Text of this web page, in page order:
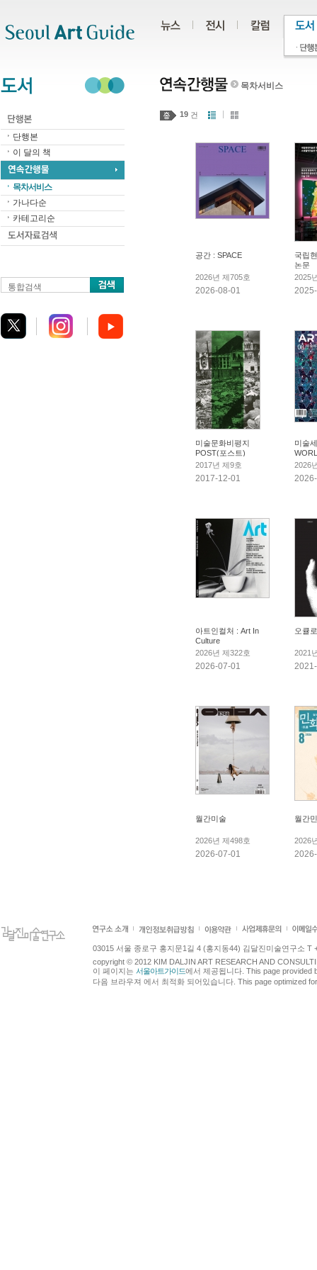
단행본
이 달의 책
목차서비스
가나다순
카테고리순
통합검색
목차서비스
19 건
공간 : SPACE
2026년 제705호
2026-08-01
국립
논문
2025
현대
미술문화비평지
POST(포스트)
2017년 제9호
2017-12-01
미술
2026
아트인컬처 : Art In
Culture
2026년 제322호
2026-07-01
오큘
2021
월간미술
2026년 제498호
2026-07-01
월간
2026
03015 서울 종로구 홍지문1길 4 (홍지동44) 김달진미술연구소 T
copyright © 2012 KIM DALJIN ART RESEARCH AND
이 페이지는 서울아트가이드에서 제공됩니다. This page provided
다음 브라우져 에서 최적화 되어있습니다. This page optimized